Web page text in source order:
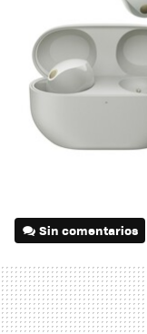
Sin comentarios